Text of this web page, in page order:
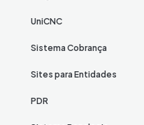
UniCNC
Sistema Cobrança
Sites para Entidades
PDR